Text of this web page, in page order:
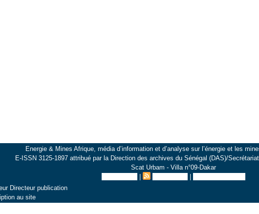
Energie & Mines Afrique, média d’information et d’analyse sur l’énergie et les
E-ISSN 3125-1897 attribué par la Direction des archives du Sénégal (DAS)/
Scat Urbam - Villa n°09-Dakar
Directeur publication
au site